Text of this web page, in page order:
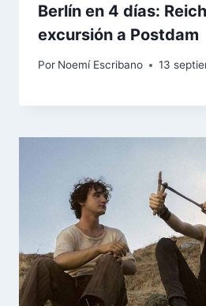
Berlín en 4 días:
excursión a Postdam
Por Noemí Escribano 13